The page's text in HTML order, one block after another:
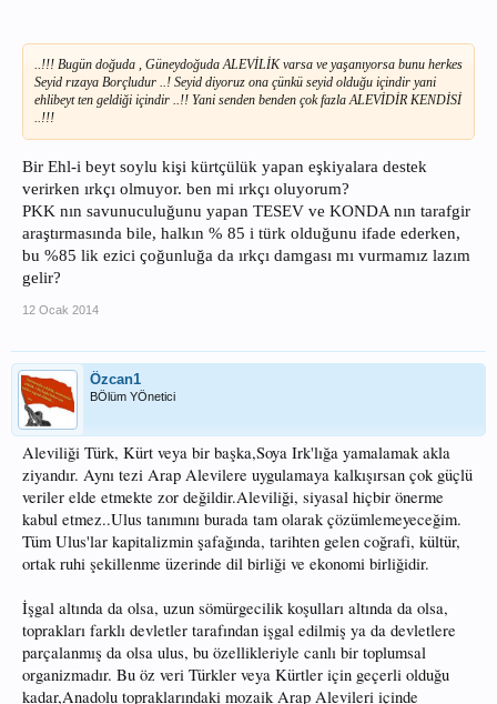
..!!! Bugün doğuda , Güneydoğuda ALEVİLİK varsa ve yaşanıyorsa bunu herkes
Seyid rızaya Borçludur ..! Seyid diyoruz ona çünkü seyid olduğu içindir yani
ehlibeyt ten geldiği içindir ..!! Yani senden benden çok fazla ALEVİDİR KENDİSİ
..!!!
Bir Ehl-i beyt soylu kişi kürtçülük yapan eşkiyalara destek
verirken ırkçı olmuyor. ben mi ırkçı oluyorum?
PKK nın savunuculuğunu yapan TESEV ve KONDA nın tarafgir
araştırmasında bile, halkın % 85 i türk olduğunu ifade ederken,
bu %85 lik ezici çoğunluğa da ırkçı damgası mı vurmamız lazım
gelir?
12 Ocak 2014
Özcan1
BÖlüm YÖnetici
Aleviliği Türk, Kürt veya bir başka,Soya Irk'lığa yamalamak akla
ziyandır. Aynı tezi Arap Alevilere uygulamaya kalkışırsan çok güçlü
veriler elde etmekte zor değildir.Aleviliği, siyasal hiçbir önerme
kabul etmez..Ulus tanımını burada tam olarak çözümlemeyeceğim.
Tüm Ulus'lar kapitalizmin şafağında, tarihten gelen coğrafi, kültür,
ortak ruhi şekillenme üzerinde dil birliği ve ekonomi birliğidir.
İşgal altında da olsa, uzun sömürgecilik koşulları altında da olsa,
toprakları farklı devletler tarafından işgal edilmiş ya da devletlere
parçalanmış da olsa ulus, bu özellikleriyle canlı bir toplumsal
organizmadır. Bu öz veri Türkler veya Kürtler için geçerli olduğu
kadar,Anadolu topraklarındaki mozaik Arap Alevileri içinde